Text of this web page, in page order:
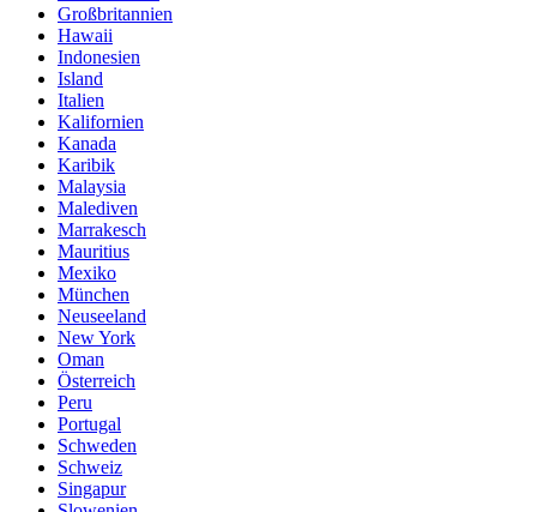
Großbritannien
Hawaii
Indonesien
Island
Italien
Kalifornien
Kanada
Karibik
Malaysia
Malediven
Marrakesch
Mauritius
Mexiko
München
Neuseeland
New York
Oman
Österreich
Peru
Portugal
Schweden
Schweiz
Singapur